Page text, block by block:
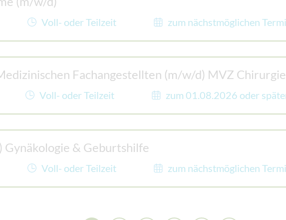
Voll- oder Teilzeit zum nächstmöglichen
Fachangestellten (m/w/d) MVZ Chirurgie
Voll- oder Teilzeit zum 01.08.2026 oder
& Geburtshilfe
Voll- oder Teilzeit zum nächstmöglichen